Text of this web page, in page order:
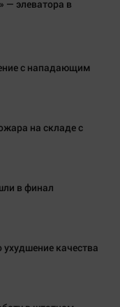
— элеватора в
с нападающим
на складе с
в финал
качества